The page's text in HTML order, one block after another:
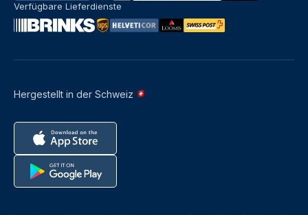
Hergestellt in der Schweiz
Verfügbare Lieferdienste